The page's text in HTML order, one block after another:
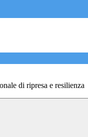
di ripresa e resilienza